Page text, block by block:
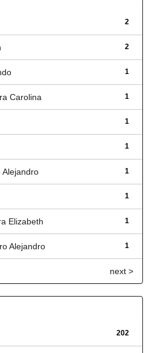
2
2
1
1
Carolina
1
1
1
1
1
Elizabeth
1
Alejandro
next >
202